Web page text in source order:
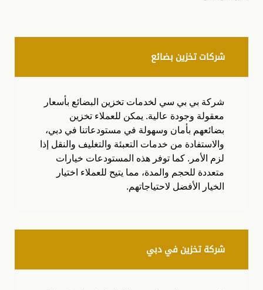
شركات تخزين بضائع
شركة بي بي سي لخدمات تخزين البضائع بأسعار
معقولة وجودة عالية. يمكن للعملاء تخزين
بضائعهم بأمان وسهولة في مستودعاتنا في دبي،
والاستفادة من خدمات التعبئة والتغليف والنقل إذا
لزم الأمر. كما توفر هذه المستودعات خيارات
متعددة للحجم والمدة، مما يتيح للعملاء اختيار
الخيار الأفضل لاحتياجاتهم.
شركة تخزين في دبي